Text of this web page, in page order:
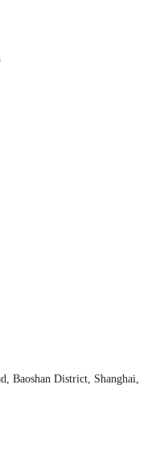
Baoshan District, Shanghai,